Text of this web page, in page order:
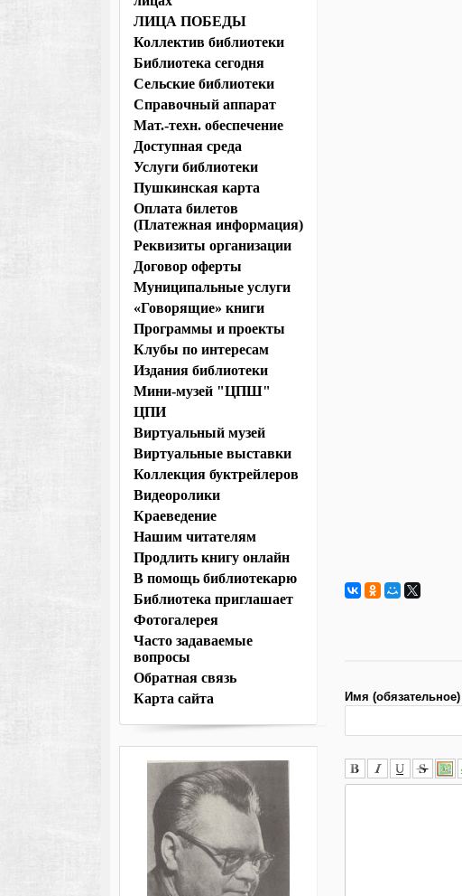
Имя (обязательное)
ЛИЦА ПОБЕДЫ
Коллектив библиотеки
Библиотека сегодня
Сельские библиотеки
Справочный аппарат
Мат.-техн. обеспечение
Доступная среда
Услуги библиотеки
Пушкинская карта
Оплата билетов
(Платежная информация)
Реквизиты организации
Договор оферты
Муниципальные услуги
«Говорящие» книги
Программы и проекты
Клубы по интересам
Издания библиотеки
Мини-музей "ЦПШ"
ЦПИ
Виртуальный музей
Виртуальные выставки
Коллекция буктрейлеров
Видеоролики
Краеведение
Нашим читателям
Продлить книгу онлайн
В помощь библиотекарю
Библиотека приглашает
Фотогалерея
Часто задаваемые
вопросы
Обратная связь
Карта сайта